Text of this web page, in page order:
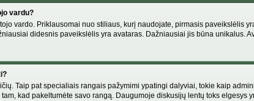
vardu?
vardo. Priklausomai nuo stiliaus, kurį naudojate, pirmasis
didesnis paveikslėlis yra avataras. Dažniausiai jis būna
Taip pat specialiais rangais pažymimi ypatingi dalyviai, tokie kaip
kad pakeltumėte savo rangą. Daugumoje diskusijų lentų toks